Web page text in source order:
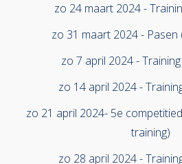
zo 24 maart 2024 -
zo 31 maart 2024 - Pasen
zo 7 april 2024 -
zo 14 april 2024 -
zo 21 april 2024- 5e
training)
zo 28 april 2024 -